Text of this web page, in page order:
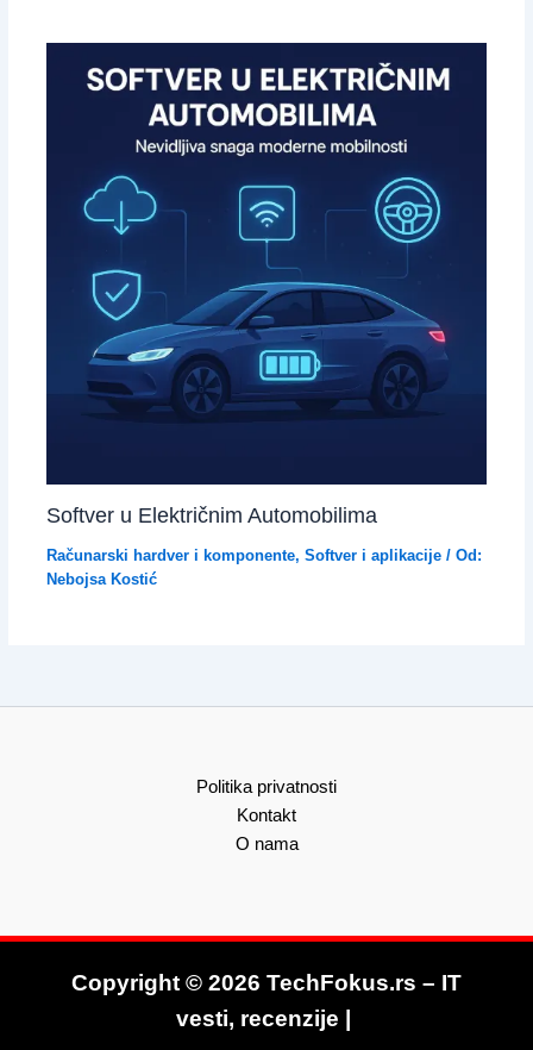
Softver u Električnim Automobilima
Računarski hardver i komponente, Softver i aplikacije/ Od:
Nebojsa Kostić
Politika privatnosti
Kontakt
O nama
Copyright © 2026 TechFokus.rs – IT
vesti, recenzije |